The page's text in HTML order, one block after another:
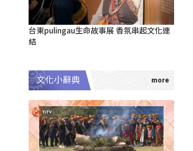
台東pulingau生命故事展 香氛串起文化連
結
文化小辭典